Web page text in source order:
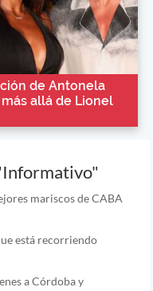
de Antonela
allá de Lionel
mariscos de CABA
está recorriendo
a Córdoba y